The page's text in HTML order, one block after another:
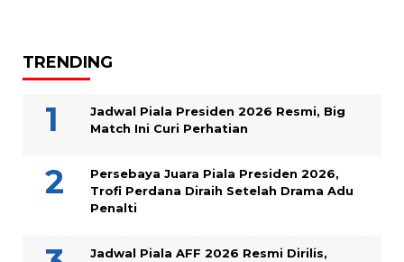
TRENDING
Jadwal Piala Presiden 2026 Resmi, Big
Match Ini Curi Perhatian
Persebaya Juara Piala Presiden 2026,
Trofi Perdana Diraih Setelah Drama Adu
Penalti
Jadwal Piala AFF 2026 Resmi Dirilis,